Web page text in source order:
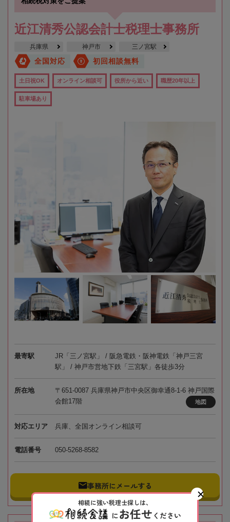
近江清秀公認会計士税理士事務所
兵庫県 神戸市 三ノ宮駅
全国対応 初回相談無料
土日祝OK オンライン相談可 役所から近い 職歴20年以上
駐車場あり
最寄駅
JR「三ノ宮駅」 / 阪急電鉄・阪神電鉄「神戸三宮
駅」 / 神戸市営地下鉄「三宮駅」各徒歩3分
所在地
〒651-0087 兵庫県神戸市中央区御幸通8-1-6 神戸国際
会館17階
地図
対応エリア 兵庫、全国オンライン相談可
電話番号 050-5268-8582
事務所にメールする
相続に強い税理士探しは、
にお任せ ください